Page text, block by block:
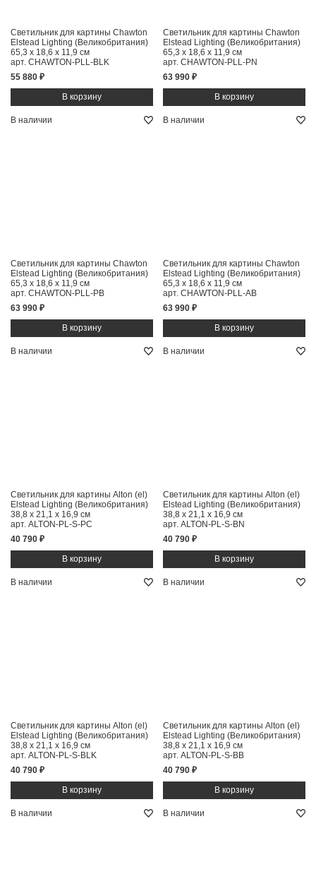
Светильник для картины Chawton
Elstead Lighting (Великобритания)
65,3 x 18,6 x 11,9 см
арт. CHAWTON-PLL-BLK
55 880 ₽
Светильник для картины Chawton
Elstead Lighting (Великобритания)
65,3 x 18,6 x 11,9 см
арт. CHAWTON-PLL-PN
63 990 ₽
В наличии
Светильник для картины Chawton
Elstead Lighting (Великобритания)
65,3 x 18,6 x 11,9 см
арт. CHAWTON-PLL-PB
63 990 ₽
В наличии
Светильник для картины Chawton
Elstead Lighting (Великобритания)
65,3 x 18,6 x 11,9 см
арт. CHAWTON-PLL-AB
63 990 ₽
В наличии
Светильник для картины Alton (el)
Elstead Lighting (Великобритания)
38,8 x 21,1 x 16,9 см
арт. ALTON-PL-S-PC
40 790 ₽
В наличии
Светильник для картины Alton (el)
Elstead Lighting (Великобритания)
38,8 x 21,1 x 16,9 см
арт. ALTON-PL-S-BN
40 790 ₽
В наличии
Светильник для картины Alton (el)
Elstead Lighting (Великобритания)
38,8 x 21,1 x 16,9 см
арт. ALTON-PL-S-BLK
40 790 ₽
В наличии
Светильник для картины Alton (el)
Elstead Lighting (Великобритания)
38,8 x 21,1 x 16,9 см
арт. ALTON-PL-S-BB
40 790 ₽
В наличии В наличии